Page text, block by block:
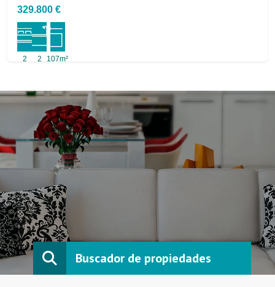
329.800 €
2 2 107m²
Buscador de propiedades